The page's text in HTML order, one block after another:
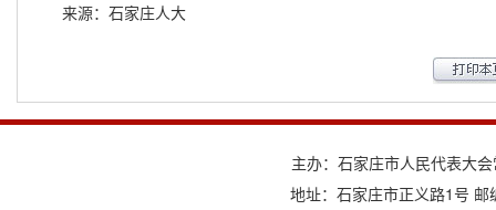
来源：石家庄人大
主办：石家庄市人民代表大
地址：石家庄市正义路1号